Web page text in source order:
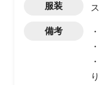
服装
備考